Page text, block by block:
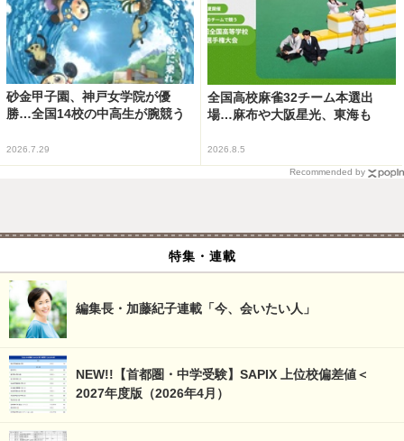
砂金甲子園、神戸女学院が優
勝…全国14校の中高生が腕競う
2026.7.29
全国高校麻雀32チーム本選出
場…麻布や大阪星光、東海も
2026.8.5
Recommended by
特集・連載
編集長・加藤紀子連載「今、会いたい人」
NEW!!【首都圏・中学受験】SAPIX 上位校偏差値＜
2027年度版（2026年4月）